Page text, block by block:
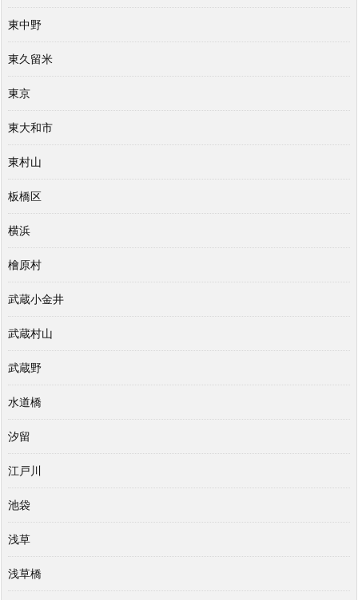
東中野
東久留米
東京
東大和市
東村山
板橋区
横浜
檜原村
武蔵小金井
武蔵村山
武蔵野
水道橋
汐留
江戸川
池袋
浅草
浅草橋